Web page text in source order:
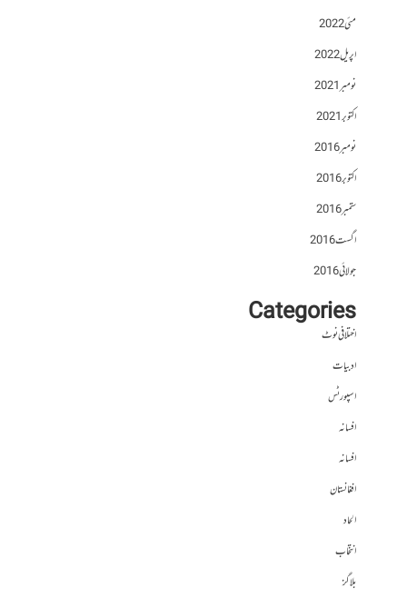
مئی 2022
اپریل 2022
نومبر 2021
اکتوبر 2021
نومبر 2016
اکتوبر 2016
ستمبر 2016
اگست 2016
جولائی 2016
Categories
اختلافی نوٹ
ادبیات
اسپورٹس
افسانہ
افسانہ
افغانستان
الحاد
انتخاب
بلاگز